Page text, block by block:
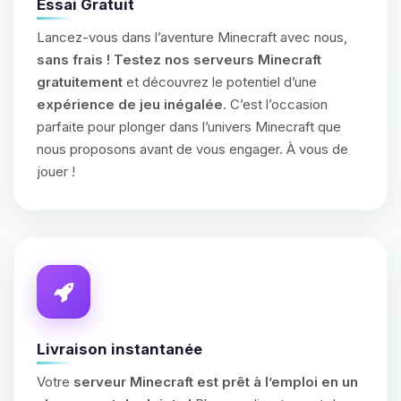
Essai Gratuit
Lancez-vous dans l’aventure Minecraft avec nous,
sans frais ! Testez nos serveurs Minecraft
gratuitement et découvrez le potentiel d’une
expérience de jeu inégalée. C’est l’occasion
parfaite pour plonger dans l’univers Minecraft que
nous proposons avant de vous engager. À vous de
jouer !
Livraison instantanée
Votre serveur Minecraft est prêt à l’emploi en un